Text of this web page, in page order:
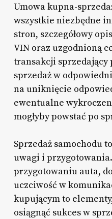
Umowa kupna-
wszystkie niezbędne
stron, szczegółowy
VIN oraz uzgodnioną
transakcji sprzedający
sprzedaż w
na uniknięcie
ewentualne
mogłyby powstać po
Sprzedaż samochodu
uwagi i
przygotowaniu auta,
uczciwość w
kupującym to
osiągnąć sukces w